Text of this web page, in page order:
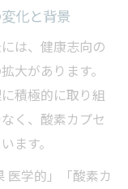
化と背景
は、健康志向の
大があります。
積極的に取り組
く、酸素カプセ
ます。
医学的」「酸素カ